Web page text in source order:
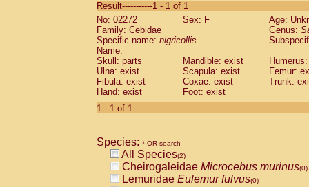
CebidaeSaguinus labiatus(0)
Cebidae Saguinus leucopus (0)
Cebidae
CebidaeSaguinus mystax
Cebidae Saguinus nigricollis (1)
Cebidae Saguinus oedipus
Cebidae Saguinus weddelli
Cebidae Saguinusspp.
Cebidae
CebidaeCebus capucinus
CebidaeCebus nigrivittatus
CebidaeCebus spp.(0)
CebidaeSaimiri boliviensis(0)
Result-----------1 - 1 of 1
No: 02272
Sex: F
Age:
Family: Cebidae
Genus:
Specific name: nigricollis
Name:
Skull: parts
Mandible: exist
Ulna: exist
Scapula: exist
Femur:
Fibula: exist
Coxae: exist
Trunk:
Hand: exist
Foot: exist
1 - 1 of 1
Species: * OR search
All Species(2)
Cheirogaleidae Microcebus murinus(0)
Lemuridae Eulemur fulvus(0)